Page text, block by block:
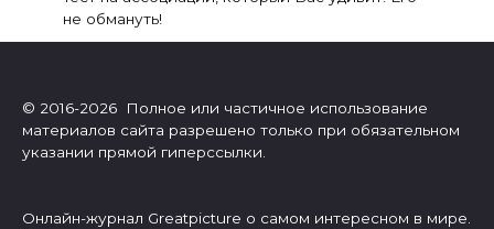
не обмануть!
© 2016-2026 Полное или частичное использование
материалов сайта разрешено только при обязательном
указании прямой гиперссылки.
Онлайн-журнал Greatpicture о самом интересном в мире.